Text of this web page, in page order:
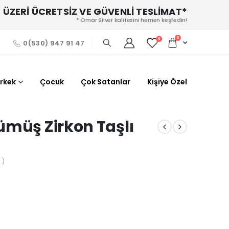
ÜCRETSİZ VE GÜVENLİ TESLİMAT*
* Omar Silver kalitesini hemen keşfedin!
0(530) 947 91 47 0 0
Çocuk Çok Satanlar Kişiye Özel
Zirkon Taşlı
)